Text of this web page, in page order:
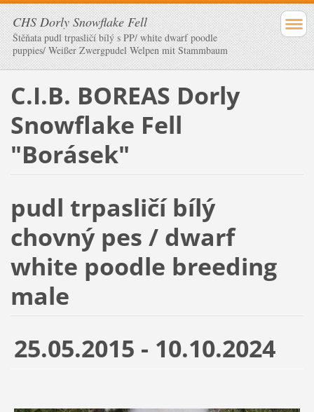
CHS Dorly Snowflake Fell
Štěňata pudl trpasličí bílý s PP/ white dwarf poodle
puppies/ Weißer Zwergpudel Welpen mit Stammbaum
C.I.B. BOREAS Dorly
Snowflake Fell
"Borásek"
pudl trpasličí bílý
chovný pes / dwarf
white poodle breeding
male
25.05.2015 - 10.10.2024